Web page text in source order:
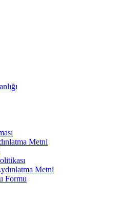
Metni
Metni
Formu